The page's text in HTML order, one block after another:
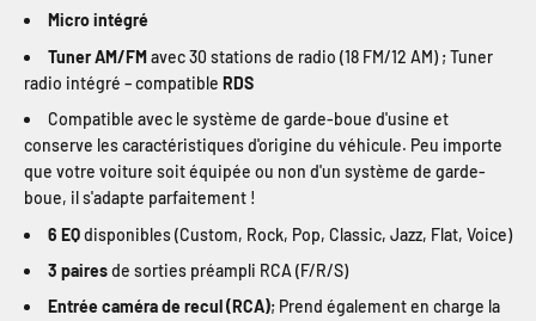
Micro intégré
Tuner AM/FMavec 30 stations de radio (18 FM/12 AM) ; Tuner
radio intégré – compatible RDS
Compatible avec le système de garde-boue d'usine et
conserve les caractéristiques d'origine du véhicule. Peu importe
que votre voiture soit équipée ou non d'un système de garde-
boue, il s'adapte parfaitement !
6 EQdisponibles (Custom, Rock, Pop, Classic, Jazz, Flat, Voice)
3 pairesde sorties préampli RCA (F/R/S)
Entrée caméra de recul (RCA); Prend également en charge la